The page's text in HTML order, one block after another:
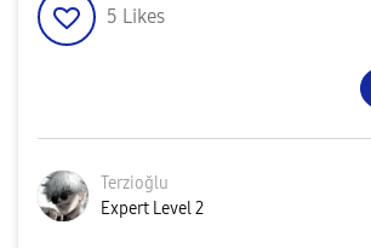
5 Likes
Terzioğlu
Expert Level 2